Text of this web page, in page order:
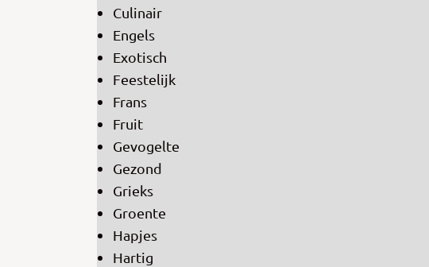
Culinair
Engels
Exotisch
Feestelijk
Frans
Fruit
Gevogelte
Gezond
Grieks
Groente
Hapjes
Hartig